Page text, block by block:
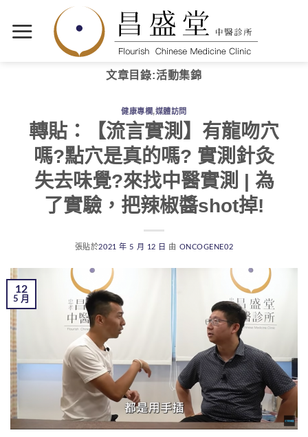
文章目錄:活動集錦
健康專欄,媒體訪問
轉貼：【流言實測】有龍吻穴
嗎?點穴是真的嗎? 實測針灸
失去味覺?來找中醫實測 | 為
了實驗，把辣椒醬shot掉!
張貼於2021 年 5 月 12 日 由 ONCOGENE02
12
5 月